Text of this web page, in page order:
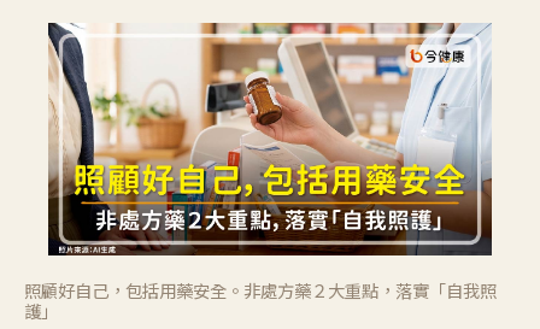
照顧好自己，包括用藥安全。非處方藥２大重點，落實「自我照
護」